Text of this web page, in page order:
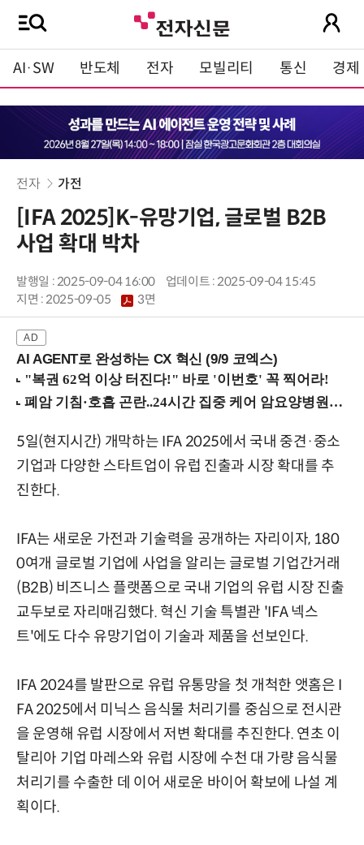
AI·SW 반도체 전자 모빌리티 통신 경제
전자 가전
[IFA 2025]K-유망기업, 글로벌 B2B
사업 확대 박차
발행일 : 2025-09-04 16:00
업데이트 : 2025-09-04 15:45
지면 :2025-09-05 3면
AI AGENT로 완성하는 CX 혁신 (9/9 코엑스)
5일(현지시간) 개막하는 IFA 2025에서 국내 중견·중소
기업과 다양한 스타트업이 유럽 진출과 시장 확대를 추
진한다.
IFA는 새로운 가전과 기술력을 공개하는 자리이자, 180
0여개 글로벌 기업에 사업을 알리는 글로벌 기업간거래
(B2B) 비즈니스 플랫폼으로 국내 기업의 유럽 시장 진출
교두보로 자리매김했다. 혁신 기술 특별관 'IFA 넥스
트'에도 다수 유망기업이 기술과 제품을 선보인다.
IFA 2024를 발판으로 유럽 유통망을 첫 개척한 앳홈은 I
FA 2025에서 미닉스 음식물 처리기를 중심으로 전시관
을 운영해 유럽 시장에서 저변 확대를 추진한다. 연초 이
탈리아 기업 마레스와 유럽 시장에 수천 대 가량 음식물
처리기를 수출한 데 이어 새로운 바이어 확보에 나설 계
획이다.